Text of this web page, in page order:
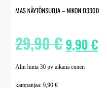
MAS NÄYTÖNSUOJA – NIKON D3300
29,90€9,90€
Alin hinta 30 pv aikana ennen
kampanjaa: 9,90 €